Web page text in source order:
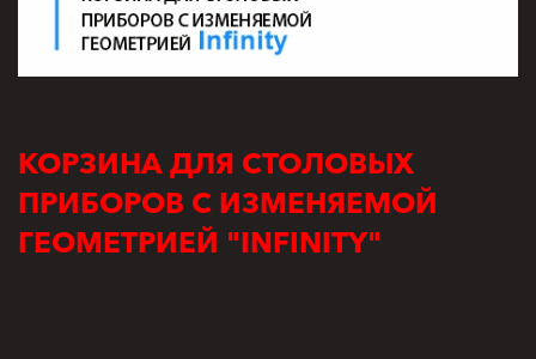
КОРЗИНА ДЛЯ СТОЛОВЫХ
ПРИБОРОВ С ИЗМЕНЯЕМОЙ
ГЕОМЕТРИЕЙ "INFINITY"